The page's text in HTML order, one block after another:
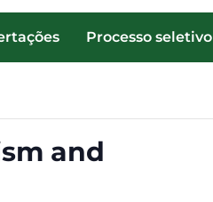
Processo seletivo
and